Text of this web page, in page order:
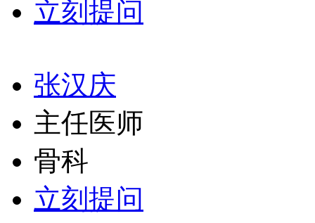
立刻提问
张汉庆
主任医师
骨科
立刻提问